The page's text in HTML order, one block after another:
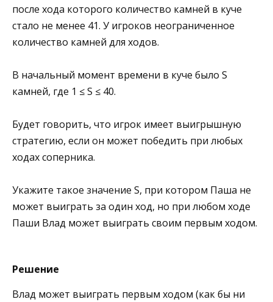
после хода которого количество камней в куче
стало не менее 41. У игроков неограниченное
количество камней для ходов.
В начальный момент времени в куче было S
камней, где 1 ≤ S ≤ 40.
Будет говорить, что игрок имеет выигрышную
стратегию, если он может победить при любых
ходах соперника.
Укажите такое значение S, при котором Паша не
может выиграть за один ход, но при любом ходе
Паши Влад может выиграть своим первым ходом.
Решение
Влад может выиграть первым ходом (как бы ни